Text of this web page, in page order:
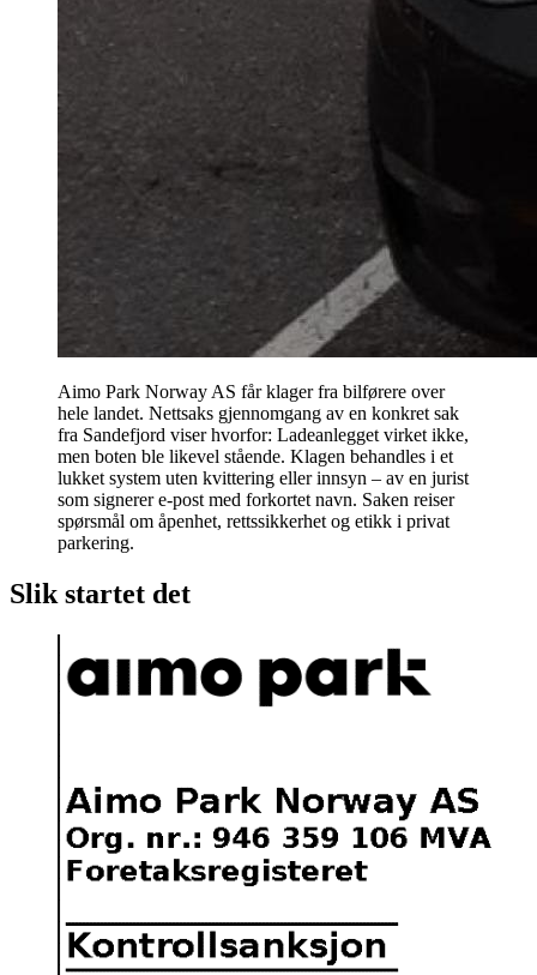
Aimo Park Norway AS får klager fra bilførere over
hele landet. Nettsaks gjennomgang av en konkret sak
fra Sandefjord viser hvorfor: Ladeanlegget virket ikke,
men boten ble likevel stående. Klagen behandles i et
lukket system uten kvittering eller innsyn – av en jurist
som signerer e-post med forkortet navn. Saken reiser
spørsmål om åpenhet, rettssikkerhet og etikk i privat
parkering.
Slik startet det